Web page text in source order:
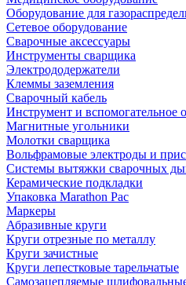
Оборудование для
Сетевое оборудование
Сварочные аксессуары
Инструменты сварщика
Электрододержатели
Клеммы заземления
Сварочный кабель
Инструмент и вспомогательное
Магнитные угольники
Молотки сварщика
Вольфрамовые электроды и
Системы вытяжки сварочных
Керамические подкладки
Упаковка Marathon Pac
Маркеры
Абразивные круги
Круги отрезные по металлу
Круги зачистные
Круги лепестковые тарельчатые
Самозацепляемые